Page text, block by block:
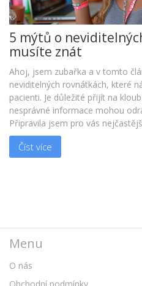
5 mýtů o
musíte znát
Ahoj, jsem zubařka a v tomto
neviditelných rovnátkách, které
pacienti. Je důležité přijít na
nesprávné informace mohou
Připravila jsem pro vás
musíte znát. Přeji vám příjemné
Číst více
Menu
O nás